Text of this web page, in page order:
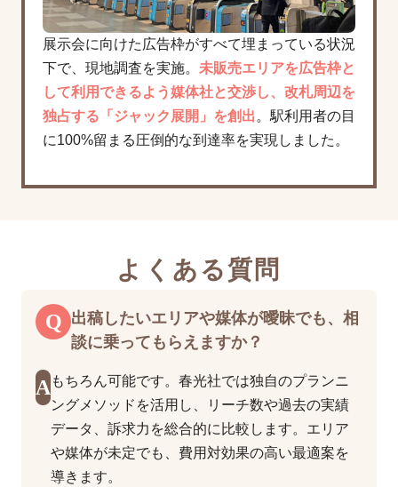
展示会に向けた広告枠がすべて埋まっている状況
下で、現地調査を実施。 未販売エリアを広告枠と
して利用できるよう媒体社と交渉し、改札周辺を
独占する「ジャック展開」を創出。駅利用者の目
に100%留まる圧倒的な到達率を実現しました。
よくある質問
Q 出稿したいエリアや媒体が曖昧でも、相
談に乗ってもらえますか？
Aもちろん可能です。春光社では独自のプランニ
ングメソッドを活用し、リーチ数や過去の実績
データ、訴求力を総合的に比較します。エリア
や媒体が未定でも、費用対効果の高い最適案を
導きます。